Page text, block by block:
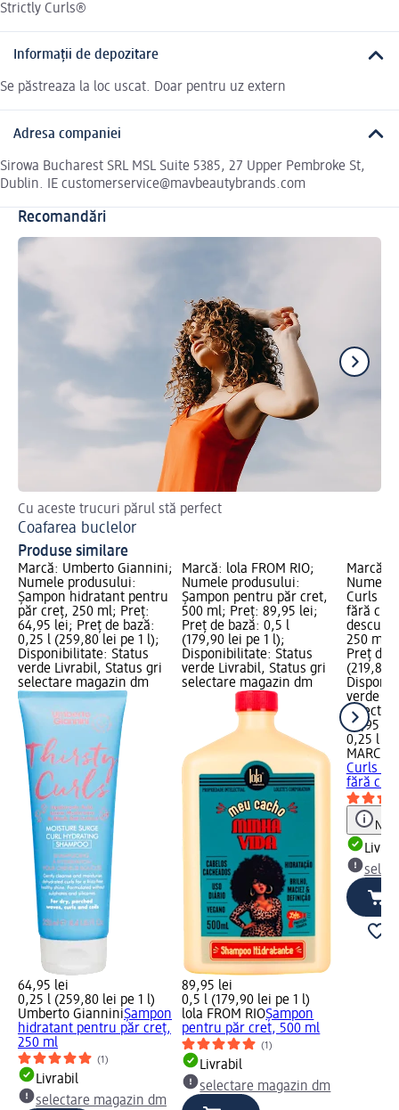
Strictly Curls®
Informații de depozitare
Se păstreaza la loc uscat. Doar pentru uz extern
Adresa companiei
Sirowa Bucharest SRL MSL Suite 5385, 27 Upper Pembroke St,
Dublin. IE customerservice@mavbeautybrands.com
Recomandări
Cu aceste trucuri părul stă perfect
Coafarea buclelor
Produse similare
Marcă: Umberto Giannini;
Numele produsului:
Șampon hidratant pentru
păr creț, 250 ml; Preț:
64,95 lei; Preț de bază:
0,25 l (259,80 lei pe 1 l);
Disponibilitate: Status
verde Livrabil, Status gri
selectare magazin dm
64,95 lei
0,25 l (259,80 lei pe 1 l)
Umberto GianniniȘampon
hidratant pentru păr creț,
250 ml
(1)
Livrabil
selectare magazin dm
Marcă: lola FROM RIO;
Numele produsului:
Șampon pentru păr cret,
500 ml; Preț: 89,95 lei;
Preț de bază: 0,5 l
(179,90 lei pe 1 l);
Disponibilitate: Status
verde Livrabil, Status gri
selectare magazin dm
89,95 lei
0,5 l (179,90 lei pe 1 l)
lola FROM RIOȘampon
pentru păr cret, 500 ml
(1)
Livrabil
selectare magazin dm
Marcă:
Numele
Curls
fără
250 ml;
Preț de
(219,80
verde
54,95 lei
0,25 l
MARC
Curls
fără
Notă